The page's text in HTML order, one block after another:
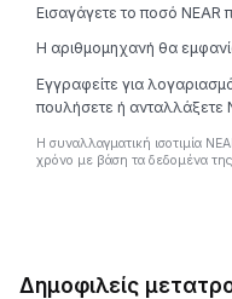
Εισαγάγετε το ποσό NEAR
Η αριθμομηχανή θα
Εγγραφείτε για
πουλήσετε ή ανταλλάξετε
Η συναλλαγματική ισοτιμία
χρόνο με βάση τα δεδομένα της
Δημοφιλείς